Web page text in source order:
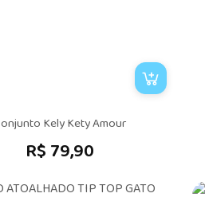
Kely Kety Amour
R$ 79,90